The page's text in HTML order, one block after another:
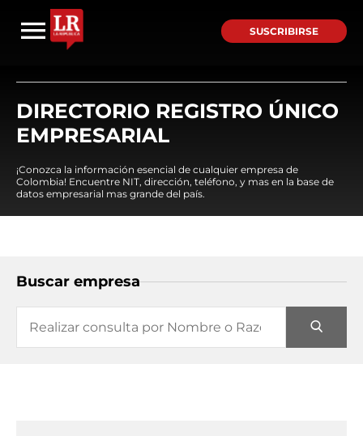
SUSCRIBIRSE
DIRECTORIO REGISTRO ÚNICO
EMPRESARIAL
¡Conozca la información esencial de cualquier empresa de
Colombia! Encuentre NIT, dirección, teléfono, y mas en la base de
datos empresarial mas grande del país.
Buscar empresa